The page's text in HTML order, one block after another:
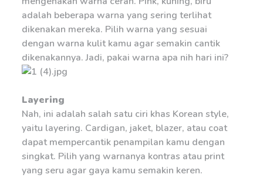
adalah beberapa warna yang sering terlihat
dikenakan mereka. Pilih warna yang sesuai
dengan warna kulit kamu agar semakin cantik
dikenakannya. Jadi, pakai warna apa nih hari ini?
Layering
Nah, ini adalah salah satu ciri khas Korean style,
yaitu layering. Cardigan, jaket, blazer, atau coat
dapat mempercantik penampilan kamu dengan
singkat. Pilih yang warnanya kontras atau print
yang seru agar gaya kamu semakin keren.